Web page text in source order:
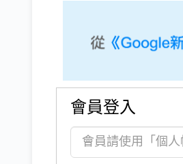
會員登入